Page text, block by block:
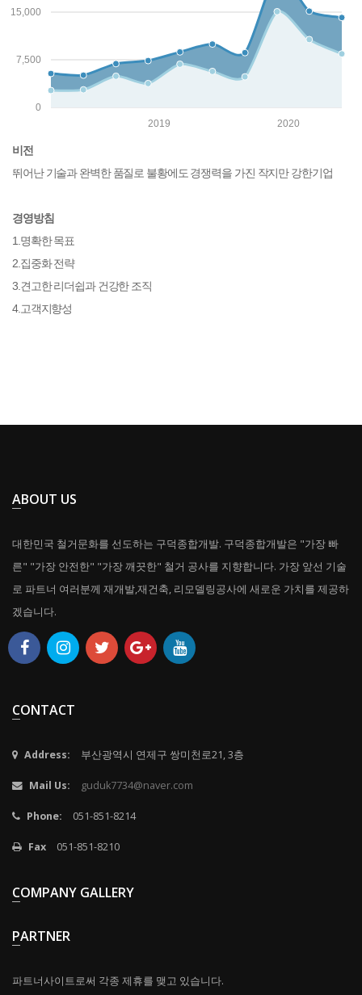
0
7,500
15,000
2020
2019
비전
뛰어난 기술과 완벽한 품질로 불황에도 경쟁력을 가진 작지만 강한기업
경영방침
1.명확한 목표
2.집중화 전략
3.견고한 리더쉽과 건강한 조직
4.고객지향성
ABOUT US
대한민국 철거문화를 선도하는 구덕종합개발. 구덕종합개발은 "가장 빠
른" "가장 안전한" "가장 깨끗한" 철거 공사를 지향합니다. 가장 앞선 기술
로 파트너 여러분께 재개발,재건축, 리모델링공사에 새로운 가치를 제공하
겠습니다.
CONTACT
Address: 부산광역시 연제구 쌍미천로21, 3층
Mail Us: guduk7734@naver.com
Phone: 051-851-8214
Fax 051-851-8210
COMPANY GALLERY
PARTNER
파트너사이트로써 각종 제휴를 맺고 있습니다.